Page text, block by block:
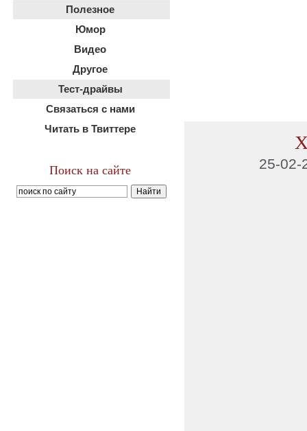
Полезное
Юмор
Видео
Другое
Тест-драйвы
Связаться с нами
Читать в Твиттере
Поиск на сайте 25-